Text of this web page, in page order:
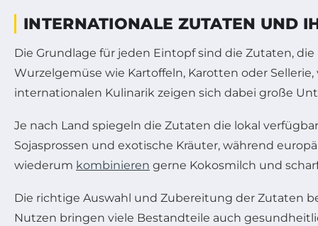
INTERNATIONALE ZUTATEN UND
Die Grundlage für jeden Eintopf sind die Zutaten,
Wurzelgemüse wie Kartoffeln, Karotten oder
internationalen Kulinarik zeigen sich dabei große
Je nach Land spiegeln die Zutaten die lokal
Sojasprossen und exotische Kräuter, während
wiederum kombinieren gerne Kokosmilch und
Die richtige Auswahl und Zubereitung der Zutaten
Nutzen bringen viele Bestandteile auch